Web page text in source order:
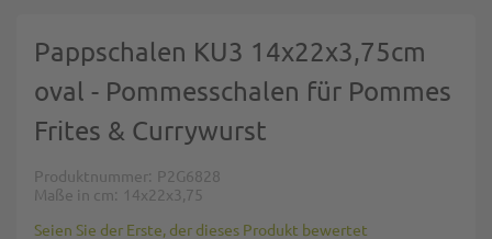
Pappschalen KU3 14x22x3,75cm
oval - Pommesschalen für Pommes
Frites & Currywurst
Produktnummer P2G6828
Maße in cm
14x22x3,75
Seien Sie der Erste, der dieses Produkt bewertet